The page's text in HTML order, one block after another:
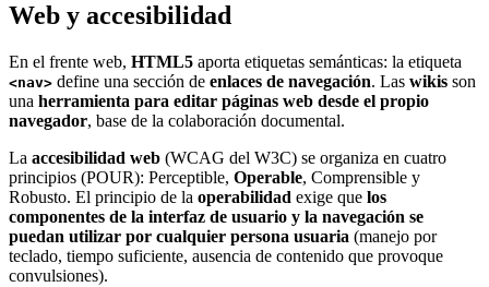
Web y accesibilidad
En el frente web, HTML5 aporta etiquetas semánticas: la etiqueta
<nav> define una sección de enlaces de navegación. Las wikis son
una herramienta para editar páginas web desde el propio
navegador, base de la colaboración documental.
La accesibilidad web (WCAG del W3C) se organiza en cuatro
principios (POUR): Perceptible, Operable, Comprensible y
Robusto. El principio de la operabilidad exige que los
componentes de la interfaz de usuario y la navegación se
puedan utilizar por cualquier persona usuaria (manejo por
teclado, tiempo suficiente, ausencia de contenido que provoque
convulsiones).